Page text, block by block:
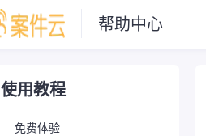
帮助中心
使用教程
免费体验